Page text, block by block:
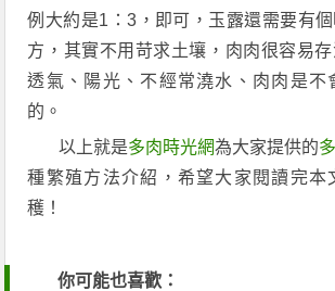
例大約是1：3，即可，玉露還需要有
方，其實不用苛求土壤，肉肉很容易存
透氣、陽光、不經常澆水、肉肉是不
的。
以上就是多肉時光網為大家提供的
種繁殖方法介紹，希望大家閱讀完本
穫！
你可能也喜歡：